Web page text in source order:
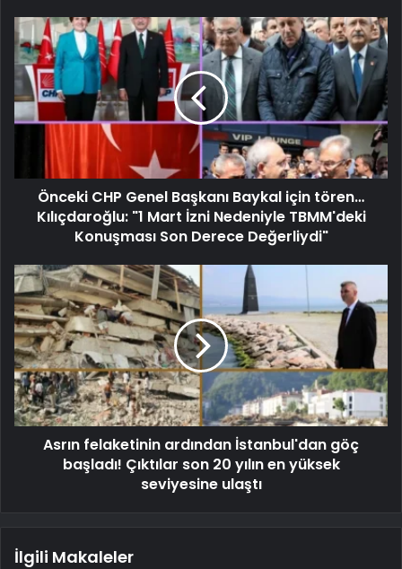
Önceki CHP Genel Başkanı Baykal için tören…
Kılıçdaroğlu: "1 Mart İzni Nedeniyle TBMM'deki
Konuşması Son Derece Değerliydi"
Asrın felaketinin ardından İstanbul'dan göç
başladı! Çıktılar son 20 yılın en yüksek
seviyesine ulaştı
İlgili Makaleler